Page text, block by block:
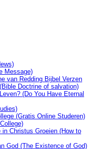
Message)
van Redding Bijbel Verzen
Doctrine of salvation)
(Do You Have Eternal
(Gratis Online Studeren)
in Christus Groeien (How to
God (The Existence of God)